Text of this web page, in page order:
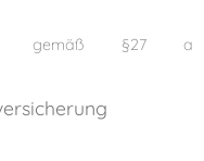
gemäß §27 a